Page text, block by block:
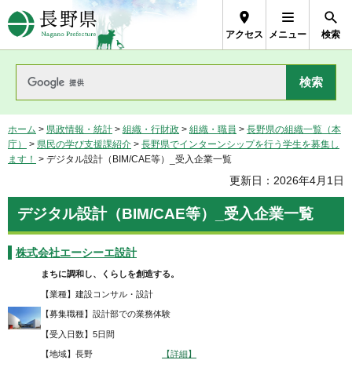
長野県Nagano Prefecture
アクセス メニュー 検索
ホーム > 県政情報・統計 > 組織・行財政 > 組織・職員 > 長野県の組織一覧（本
庁）
> 県民の学び支援課紹介 > 長野県でインターンシップを行う学生を募集し
ます！ > デジタル設計（BIM/CAE等）_受入企業一覧
更新日：2026年4月1日
デジタル設計（BIM/CAE等）_受入企業一覧
株式会社エーシーエ設計
まちに調和し、くらしを創造する。
【業種】建設コンサル・設計
【募集職種】設計部での業務体験
【受入日数】5日間
【地域】長野 【詳細】